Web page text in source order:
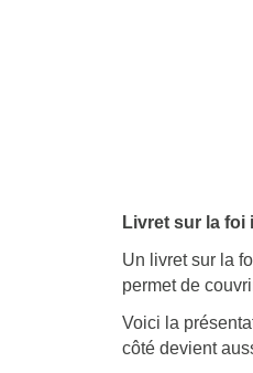
Livret sur la foi
Un livret sur la
permet de
Voici la
côté devient